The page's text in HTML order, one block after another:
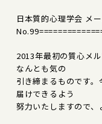
日本質的心理学会 メ
2013年最初の質心メ
なんとも気の
引き締まるものです
届けできるよう
努力いたしますので、